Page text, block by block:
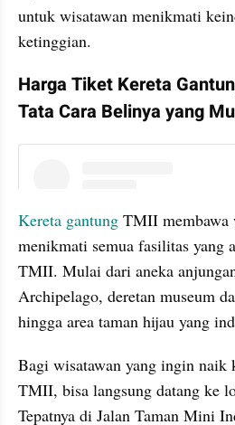
untuk wisatawan menikmati
ketinggian.
Harga Tiket Kereta
Tata Cara Belinya yang
Kereta gantung TMII membawa
menikmati semua fasilitas yang
TMII. Mulai dari aneka
Archipelago, deretan museum
hingga area taman hijau yang
Bagi wisatawan yang ingin naik
TMII, bisa langsung datang ke
Tepatnya di Jalan Taman Mini